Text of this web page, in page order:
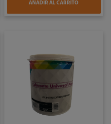
AÑADIR AL CARRITO